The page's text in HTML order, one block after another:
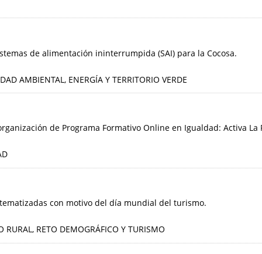
de alimentación ininterrumpida (SAI) para la Cocosa.
AMBIENTAL, ENERGÍA Y TERRITORIO VERDE
de Programa Formativo Online en Igualdad: Activa La
con motivo del día mundial del turismo.
RURAL, RETO DEMOGRÁFICO Y TURISMO